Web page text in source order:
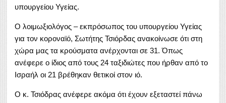
υπουργείου Υγείας.
Ο λοιμωξιολόγος – εκπρόσωπος του υπουργείου Υγείας
για τον κοροναϊό, Σωτήτης Τσιόρδας ανακοίνωσε ότι στη
χώρα μας τα κρούσματα ανέρχονται σε 31. Όπως
ανέφερε ο ίδιος από τους 24 ταξιδιώτες που ήρθαν από το
Ισραήλ οι 21 βρέθηκαν θετικοί στον ιό.
Ο κ. Τσιόδρας ανέφερε ακόμα ότι έχουν εξεταστεί πάνω